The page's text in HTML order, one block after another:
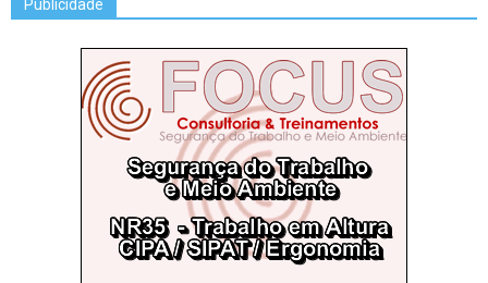
Publicidade